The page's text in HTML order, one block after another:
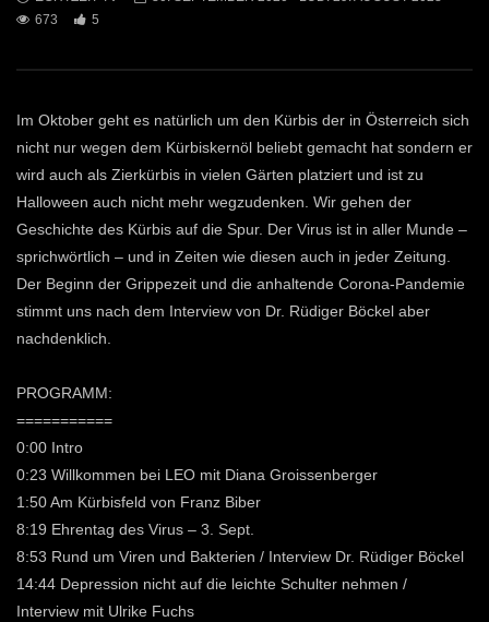
673
5
Im Oktober geht es natürlich um den Kürbis der in Österreich sich
nicht nur wegen dem Kürbiskernöl beliebt gemacht hat sondern er
wird auch als Zierkürbis in vielen Gärten platziert und ist zu
Halloween auch nicht mehr wegzudenken. Wir gehen der
Geschichte des Kürbis auf die Spur. Der Virus ist in aller Munde –
sprichwörtlich – und in Zeiten wie diesen auch in jeder Zeitung.
Der Beginn der Grippezeit und die anhaltende Corona-Pandemie
stimmt uns nach dem Interview von Dr. Rüdiger Böckel aber
nachdenklich.
PROGRAMM:
===========
0:00 Intro
0:23 Willkommen bei LEO mit Diana Groissenberger
1:50 Am Kürbisfeld von Franz Biber
8:19 Ehrentag des Virus – 3. Sept.
8:53 Rund um Viren und Bakterien / Interview Dr. Rüdiger Böckel
14:44 Depression nicht auf die leichte Schulter nehmen /
Interview mit Ulrike Fuchs